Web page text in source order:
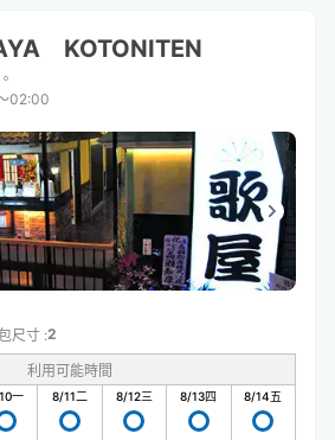
KOTONITEN
02:00
尺寸 :2
利用可能時間
一 8/11二 8/12三 8/13四 8/14五